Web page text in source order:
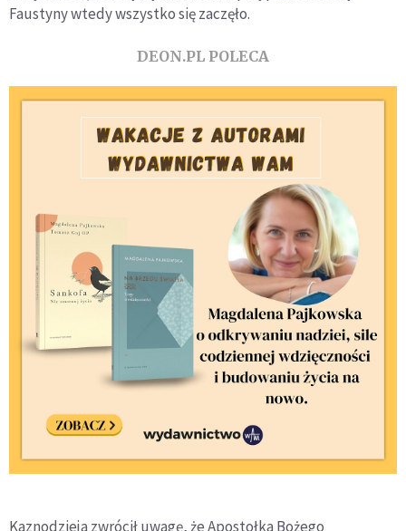
Faustyny wtedy wszystko się zaczęło.
DEON.PL POLECA
Kaznodzieja zwrócił uwagę, że Apostołka Bożego